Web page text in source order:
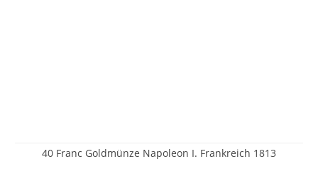
40 Franc Goldmünze Napoleon I. Frankreich 1813